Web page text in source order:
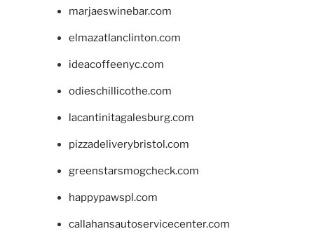
marjaeswinebar.com
elmazatlanclinton.com
ideacoffeenyc.com
odieschillicothe.com
lacantinitagalesburg.com
pizzadeliverybristol.com
greenstarsmogcheck.com
happypawspl.com
callahansautoservicecenter.com